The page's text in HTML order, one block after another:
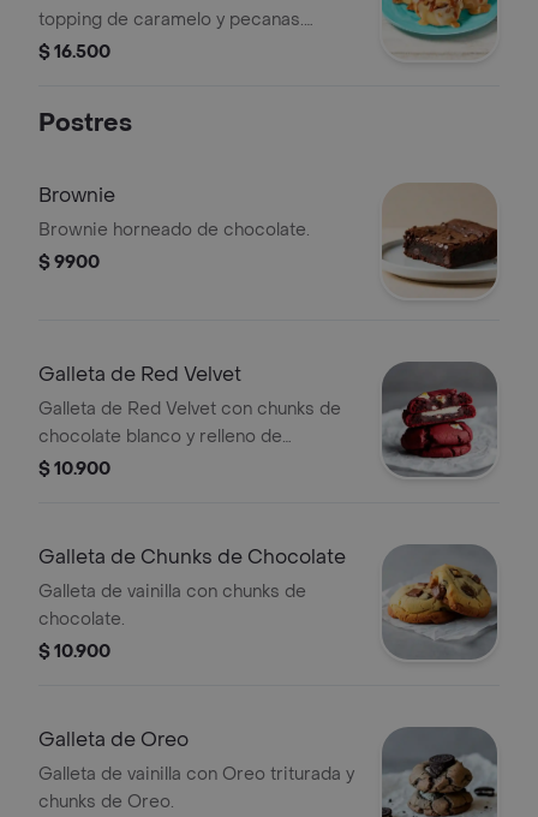
topping de caramelo y pecanas.
Recuerda calentarlos 10s en el
$ 16.500
Postres
Brownie
Brownie horneado de chocolate.
$ 9900
Galleta de Red Velvet
Galleta de Red Velvet con chunks de
chocolate blanco y relleno de
Cheesecake.
$ 10.900
Galleta de Chunks de Chocolate
Galleta de vainilla con chunks de
chocolate.
$ 10.900
Galleta de Oreo
Galleta de vainilla con Oreo triturada y
chunks de Oreo.